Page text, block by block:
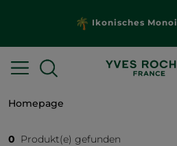
Ikonisches Monoi
Homepage
0 Produkt(e) gefunden